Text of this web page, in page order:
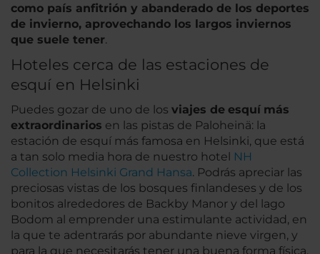
como país anfitrión y abanderado de los deportes
de invierno, aprovechando los largos inviernos
que suele tener.
Hoteles cerca de las estaciones de
esquí en Helsinki
Puedes gozar de uno de los viajes de esquí más
extraordinarios en las pistas de Paloheinä: la
estación de esquí más famosa en Helsinki, que está
a tan solo media hora de nuestro hotel NH
Collection Helsinki Grand Hansa. Podrás apreciar las
preciosas vistas de los bosques finlandeses y de los
bonitos alrededores de Backby Manor y del lago
Bodom al emprender una estimulante actividad, en
la que te adentrarás por abundante nieve virgen, y
para la que necesitarás tener una buena forma física.